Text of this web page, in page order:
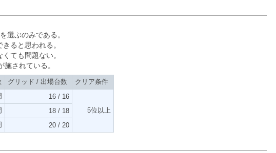
選ぶのみである。
ると思われる。
ても問題ない。
されている。
グリッド / 出場台数
クリア条件
16 / 16
5位以上
18 / 18
20 / 20